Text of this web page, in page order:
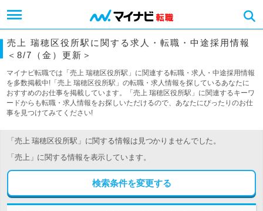
売上 瑞穂区役所駅に関する求人・転職・中途採用情報
＜8/7（金）更新＞
マイナビ転職では「売上 瑞穂区役所駅」に関連する転職・求人・中途採用情報
を多数掲載中!「売上 瑞穂区役所駅」の転職・求人情報を探しているあなたに
おすすめのお仕事を掲載しています。「売上 瑞穂区役所駅」に関連するキーワ
ードからも転職・求人情報をお探しいただけるので、あなたにぴったりのお仕
事を見つけてみてください!
「売上 瑞穂区役所駅」に関する情報は見つかりませんでした。
「売上」に関する情報を表示しています。
検索条件を変更する